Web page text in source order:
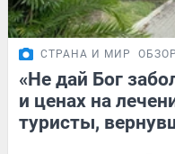
СТРАНА И МИР ОБЗОР
«Не дай Бог
и ценах на
туристы,